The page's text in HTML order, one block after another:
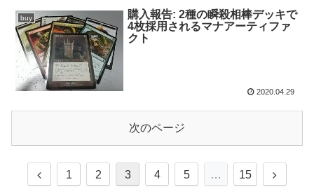
buy
購入報告: 2種の瞬殺相棒デッキで
4枚採用されるマナアーティファ
クト
2020.04.29
次のページ
1 2 3 4 5 … 15